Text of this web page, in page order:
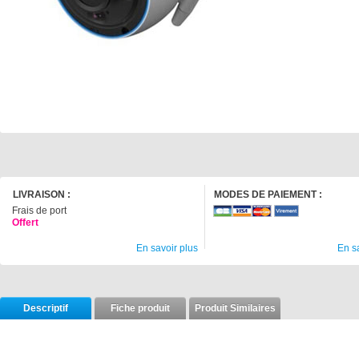
LIVRAISON :
Frais de port
Offert
En savoir plus
MODES DE PAIEMENT :
En
Descriptif Fiche produit Produit Similaires